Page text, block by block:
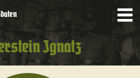
Ignatz